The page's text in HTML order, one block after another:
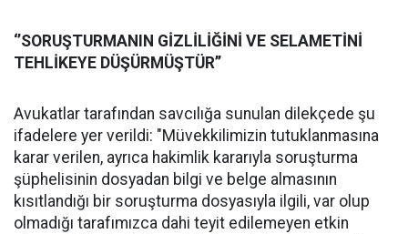
‘’SORUŞTURMANIN GİZLİLİĞİNİ VE SELAMETİNİ
TEHLİKEYE DÜŞÜRMÜŞTÜR’’
Avukatlar tarafından savcılığa sunulan dilekçede şu
ifadelere yer verildi: "Müvekkilimizin tutuklanmasına
karar verilen, ayrıca hakimlik kararıyla soruşturma
şüphelisinin dosyadan bilgi ve belge almasının
kısıtlandığı bir soruşturma dosyasıyla ilgili, var olup
olmadığı tarafımızca dahi teyit edilemeyen etkin